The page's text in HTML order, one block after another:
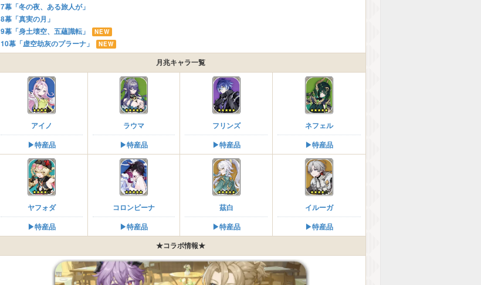
7幕「冬の夜、ある旅人が」
8幕「真実の月」
9幕「身土壊空、五蘊識転」
NEW
10幕「虚空劫灰のプラーナ」 NEW
月兆キャラ一覧
アイノ
▶︎特産品
ラウマ
▶︎特産品
フリンズ
▶︎特産品
ネフェル
▶︎特産品
ヤフォダ
▶︎特産品
コロンビーナ
▶︎特産品
茲白
▶︎特産品
イルーガ
▶︎特産品
★コラボ情報★